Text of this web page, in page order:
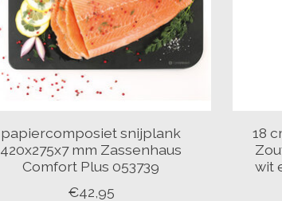
papiercomposiet snijplank
420x275x7 mm Zassenhaus
Comfort Plus 053739
€42,95
18
wit